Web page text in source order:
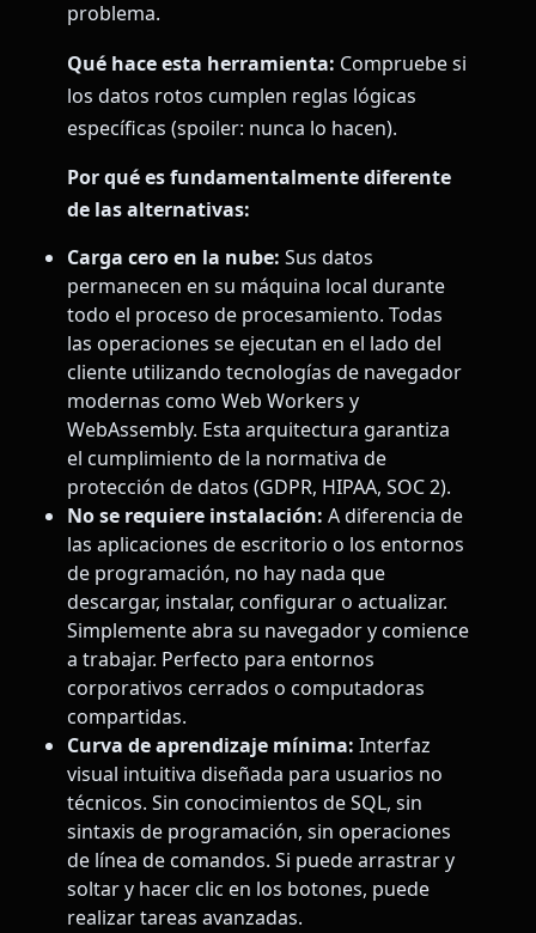
problema.
Qué hace esta herramienta: Compruebe si
los datos rotos cumplen reglas lógicas
específicas (spoiler: nunca lo hacen).
Por qué es fundamentalmente diferente
de las alternativas:
Carga cero en la nube: Sus datos
permanecen en su máquina local durante
todo el proceso de procesamiento. Todas
las operaciones se ejecutan en el lado del
cliente utilizando tecnologías de navegador
modernas como Web Workers y
WebAssembly. Esta arquitectura garantiza
el cumplimiento de la normativa de
protección de datos (GDPR, HIPAA, SOC 2).
No se requiere instalación: A diferencia de
las aplicaciones de escritorio o los entornos
de programación, no hay nada que
descargar, instalar, configurar o actualizar.
Simplemente abra su navegador y comience
a trabajar. Perfecto para entornos
corporativos cerrados o computadoras
compartidas.
Curva de aprendizaje mínima: Interfaz
visual intuitiva diseñada para usuarios no
técnicos. Sin conocimientos de SQL, sin
sintaxis de programación, sin operaciones
de línea de comandos. Si puede arrastrar y
soltar y hacer clic en los botones, puede
realizar tareas avanzadas.